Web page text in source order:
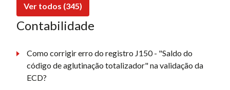
Ver todos (345)
Contabilidade
Como corrigir erro do registro J150 - "Saldo do
código de aglutinação totalizador" na validação da
ECD?